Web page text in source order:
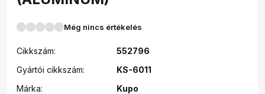
Még nincs értékelés
Cikkszám:
552796
Gyártói cikkszám:
KS-6011
Márka:
Kupo